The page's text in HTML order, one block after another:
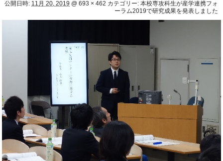
公開日時: 11月 20, 2019 @ 693 × 462 カテゴリー: 本校専攻科生が産学連携フォ
ーラム2019で研究成果を発表しました